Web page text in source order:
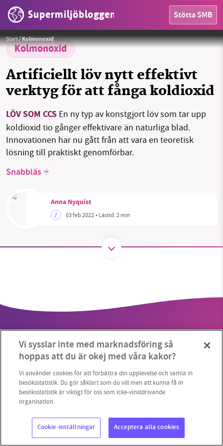
Supermiljöbloggen Stötta SMB
OMRÅDEN
MILJÖFAKTA
OM OSS
Sök Sparade inlägg Tipsa oss
Start/Kolmonoxid
Kolmonoxid
Artificiellt löv nytt effektivt
verktyg för att fånga koldioxid
LÖV SOM CCS En ny typ av konstgjort löv som tar upp
koldioxid tio gånger effektivare än naturliga blad.
Innovationen har nu gått från att vara en teoretisk
lösning till praktiskt genomförbar.
Snabbläs
Anna Nyquist
03 feb 2022• Lästid:2 min
PublicDomainPictures / Pixabay
Copyright 2023 © Supermiljöbloggen Cookieinställningar
nyhetsbevakning och granskningar. Nu vill vi
utveckla vårt arbete – och vi hoppas att du
vill hjälpa oss.
Stötta vårt arbete genom att swisha en slant till
1231368703
Läs vad vi vill göra
Vi sysslar inte med marknadsföring så
hoppas att du är okej med våra kakor?
Vi använder cookies för att förbättra din upplevelse och samla in
besöksstatistik. Du gör såklart som du vill men att kunna få in
besöksstatistik är viktigt för oss som icke-vinstdrivande
organisation.
Cookie-inställningar Acceptera alla cookies